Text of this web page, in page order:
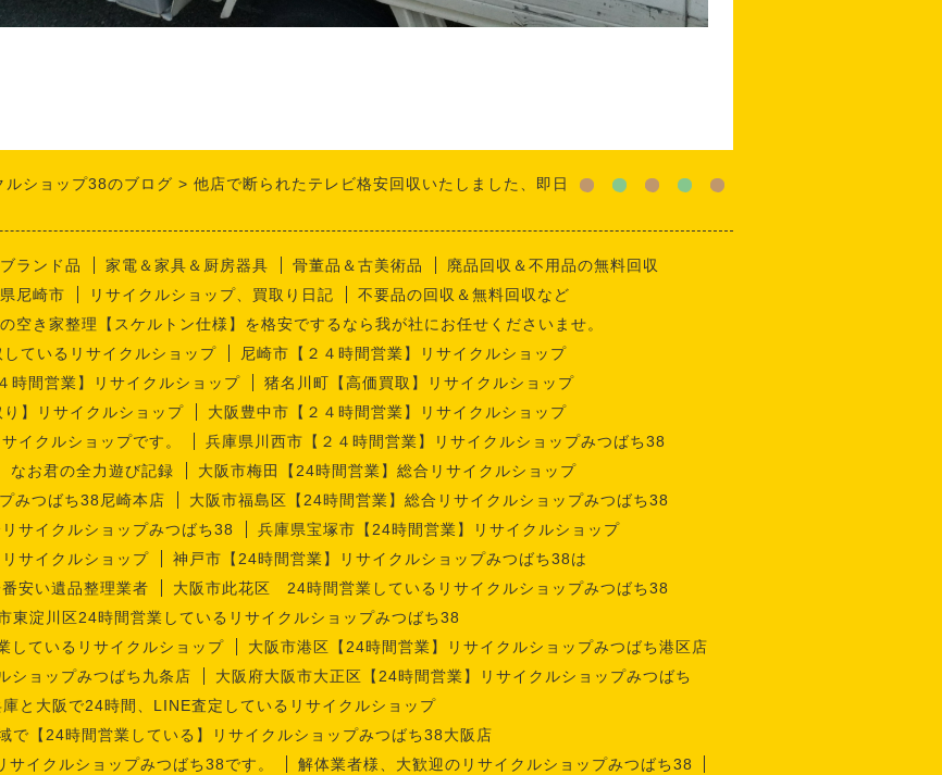
ショップ38のブログ
他店で断られたテレビ格安回収いたしました、即日
ランド品 家電＆家具＆厨房器具 骨董品＆古美術品
廃品回収＆不用品の無料回収
尼崎市
リサイクルショップ、買取り日記
不要品の回収＆無料回収など
空き家整理【スケルトン仕様】を格安でするなら我が社にお任せくださいませ。
ているリサイクルショップ
尼崎市【２４時間営業】リサイクルショップ
時間営業】リサイクルショップ
猪名川町【高価買取】リサイクルショップ
】リサイクルショップ
大阪豊中市【２４時間営業】リサイクルショップ
イクルショップです。
兵庫県川西市【２４時間営業】リサイクルショップみつばち38
なお君の全力遊び記録
大阪市梅田【24時間営業】総合リサイクルショップ
みつばち38尼崎本店
大阪市福島区【24時間営業】総合リサイクルショップみつばち38
サイクルショップみつばち38
兵庫県宝塚市【24時間営業】リサイクルショップ
サイクルショップ
神戸市【24時間営業】リサイクルショップみつばち38は
安い遺品整理業者
大阪市此花区 24時間営業しているリサイクルショップみつばち38
東淀川区24時間営業しているリサイクルショップみつばち38
しているリサイクルショップ
大阪市港区【24時間営業】リサイクルショップみつばち港区店
ショップみつばち九条店
大阪府大阪市大正区【24時間営業】リサイクルショップみつばち
庫と大阪で24時間、LINE査定しているリサイクルショップ
で【24時間営業している】リサイクルショップみつばち38大阪店
イクルショップみつばち38です。
解体業者様、大歓迎のリサイクルショップみつばち38